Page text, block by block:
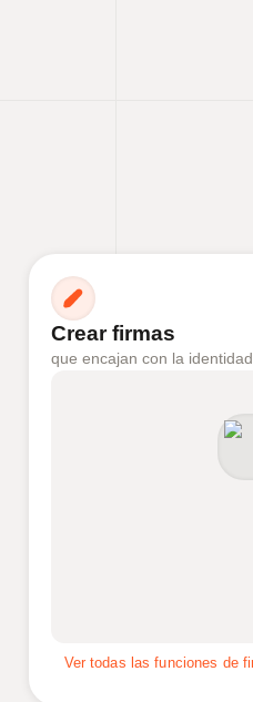
Crear firmas
que encajan con la
Ver todas las funciones de